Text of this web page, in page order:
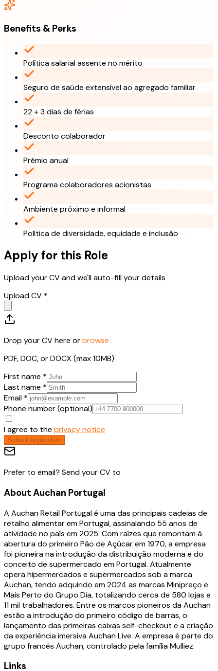
Benefits & Perks
Política salarial assente no mérito
Seguro de saúde extensível ao agregado familiar
22 + 3 dias de férias
Desconto colaborador
Prémio anual
Programa colaboradores acionistas
Ambiente próximo e informal
Política de diversidade, equidade e inclusão
Apply for this Role
Upload your CV and we'll auto-fill your details
Upload CV *
Drop your CV here orbrowse
PDF, DOC, or DOCX (max 10MB)
First name *
Last name *
Email *
Phone number (optional)
I agree to the privacy notice
Submit Application
Prefer to email? Send your CV to
About Auchan Portugal
A Auchan Retail Portugal é uma das principais cadeias de
retalho alimentar em Portugal, assinalando 55 anos de
atividade no país em 2025. Com raízes que remontam à
abertura do primeiro Pão de Açúcar em 1970, a empresa
foi pioneira na introdução da distribuição moderna e do
conceito de supermercado em Portugal. Atualmente
opera hipermercados e supermercados sob a marca
Auchan, tendo adquirido em 2024 as marcas Minipreço e
Mais Perto do Grupo Dia, totalizando cerca de 580 lojas e
11 mil trabalhadores. Entre os marcos pioneiros da Auchan
estão a introdução do primeiro código de barras, o
lançamento das primeiras caixas self-checkout e a criação
da experiência imersiva Auchan Live. A empresa é parte do
grupo francês Auchan, controlado pela família Mulliez.
Links